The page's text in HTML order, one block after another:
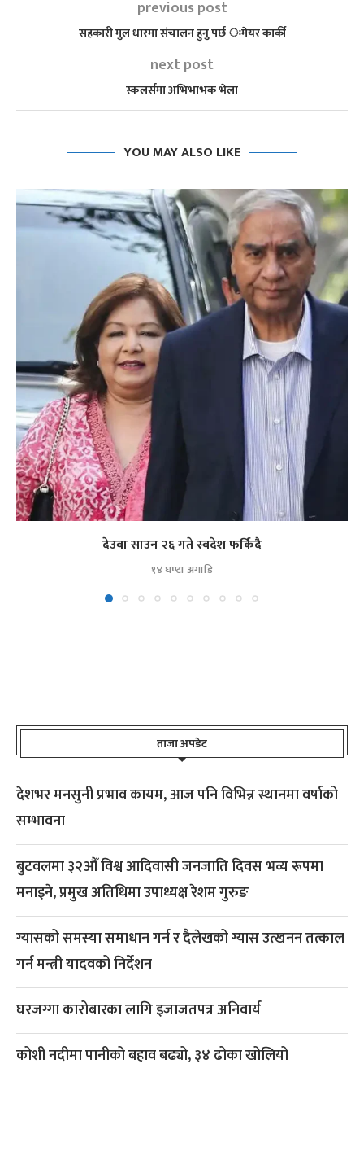
previous post
सहकारी मुल धारमा संचालन हुनु पर्छ ःमेयर कार्की
next post
स्कलर्समा अभिभाभक भेला
YOU MAY ALSO LIKE
देउवा साउन २६ गते स्वदेश फर्किदै
१४ घण्टा अगाडि
ताजा अपडेट
देशभर मनसुनी प्रभाव कायम, आज पनि विभिन्न स्थानमा वर्षाको
सम्भावना
बुटवलमा ३२औँ विश्व आदिवासी जनजाति दिवस भव्य रूपमा
मनाइने, प्रमुख अतिथिमा उपाध्यक्ष रेशम गुरुङ
ग्यासको समस्या समाधान गर्न र दैलेखको ग्यास उत्खनन तत्काल
गर्न मन्त्री यादवको निर्देशन
घरजग्गा कारोबारका लागि इजाजतपत्र अनिवार्य
कोशी नदीमा पानीको बहाव बढ्यो, ३४ ढोका खोलियो